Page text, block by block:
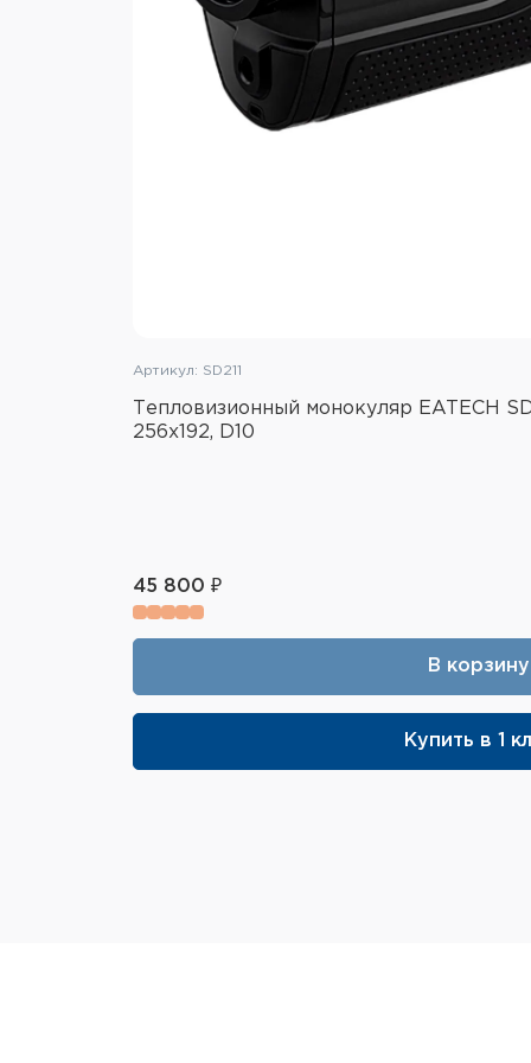
Артикул: SD211
Тепловизионный монокуляр EATECH
256х192, D10
45 800 ₽
В корзину
Купить в 1